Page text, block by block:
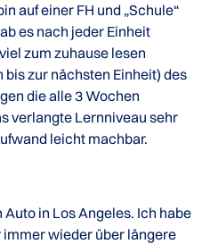
auf einer FH und „Schule“
es nach jeder Einheit
zum zuhause lesen
zur nächsten Einheit) des
die alle 3 Wochen
verlangte Lernniveau sehr
leicht machbar.
in Los Angeles. Ich habe
wieder über längere